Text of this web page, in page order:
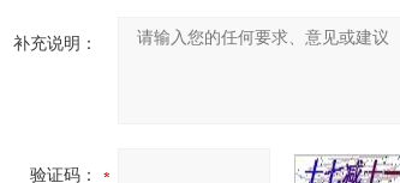
补充说明：
验证码：